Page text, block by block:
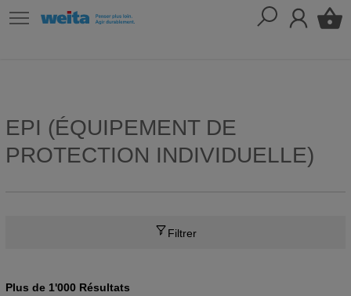
EPI (ÉQUIPEMENT DE
PROTECTION INDIVIDUELLE)
Filtrer
Plus de 1'000 Résultats